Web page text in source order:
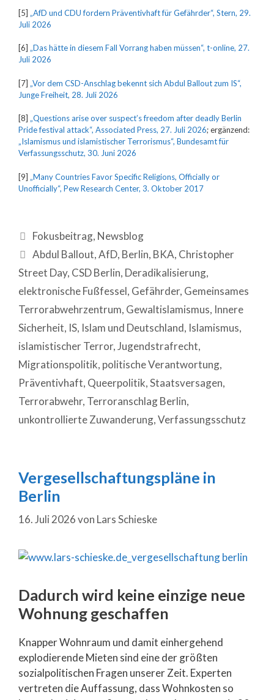
[5] „AfD und CDU fordern Präventivhaft für Gefährder“, Stern, 29.
Juli 2026
[6] „Das hätte in diesem Fall Vorrang haben müssen“, t-online, 27.
Juli 2026
[7] „Vor dem CSD-Anschlag bekennt sich Abdul Ballout zum IS“,
Junge Freiheit, 28. Juli 2026
[8] „Questions arise over suspect’s freedom after deadly Berlin
Pride festival attack“, Associated Press, 27. Juli 2026; ergänzend:
„Islamismus und islamistischer Terrorismus“, Bundesamt für
Verfassungsschutz, 30. Juni 2026
[9] „Many Countries Favor Specific Religions, Officially or
Unofficially“, Pew Research Center, 3. Oktober 2017
Fokusbeitrag, Newsblog
Abdul Ballout,AfD, Berlin, BKA, Christopher
Street Day, CSD Berlin, Deradikalisierung,
elektronische Fußfessel, Gefährder, Gemeinsames
Terrorabwehrzentrum, Gewaltislamismus, Innere
Sicherheit, IS, Islam und Deutschland, Islamismus,
islamistischer Terror,Jugendstrafrecht,
Migrationspolitik, politische Verantwortung,
Präventivhaft, Queerpolitik,Staatsversagen,
Terrorabwehr, Terroranschlag Berlin,
unkontrollierte Zuwanderung,Verfassungsschutz
Vergesellschaftungspläne in
Berlin
16. Juli 2026von Lars Schieske
Dadurch wird keine einzige neue
Wohnung geschaffen
Knapper Wohnraum und damit einhergehend
explodierende Mieten sind eine der größten
sozialpolitischen Fragen unserer Zeit. Experten
vertreten die Auffassung, dass Wohnkosten so